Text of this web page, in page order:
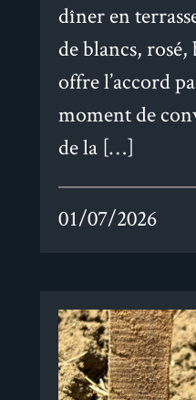
dîner en
de blancs,
offre l’accord
moment de
de la […]
01/07/2026